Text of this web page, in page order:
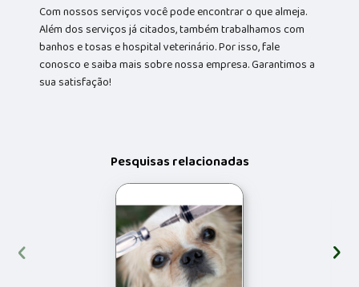
Com nossos serviços você pode encontrar o que almeja.
Além dos serviços já citados, também trabalhamos com
banhos e tosas e hospital veterinário. Por isso, fale
conosco e saiba mais sobre nossa empresa. Garantimos a
sua satisfação!
Pesquisas relacionadas
‹ ›